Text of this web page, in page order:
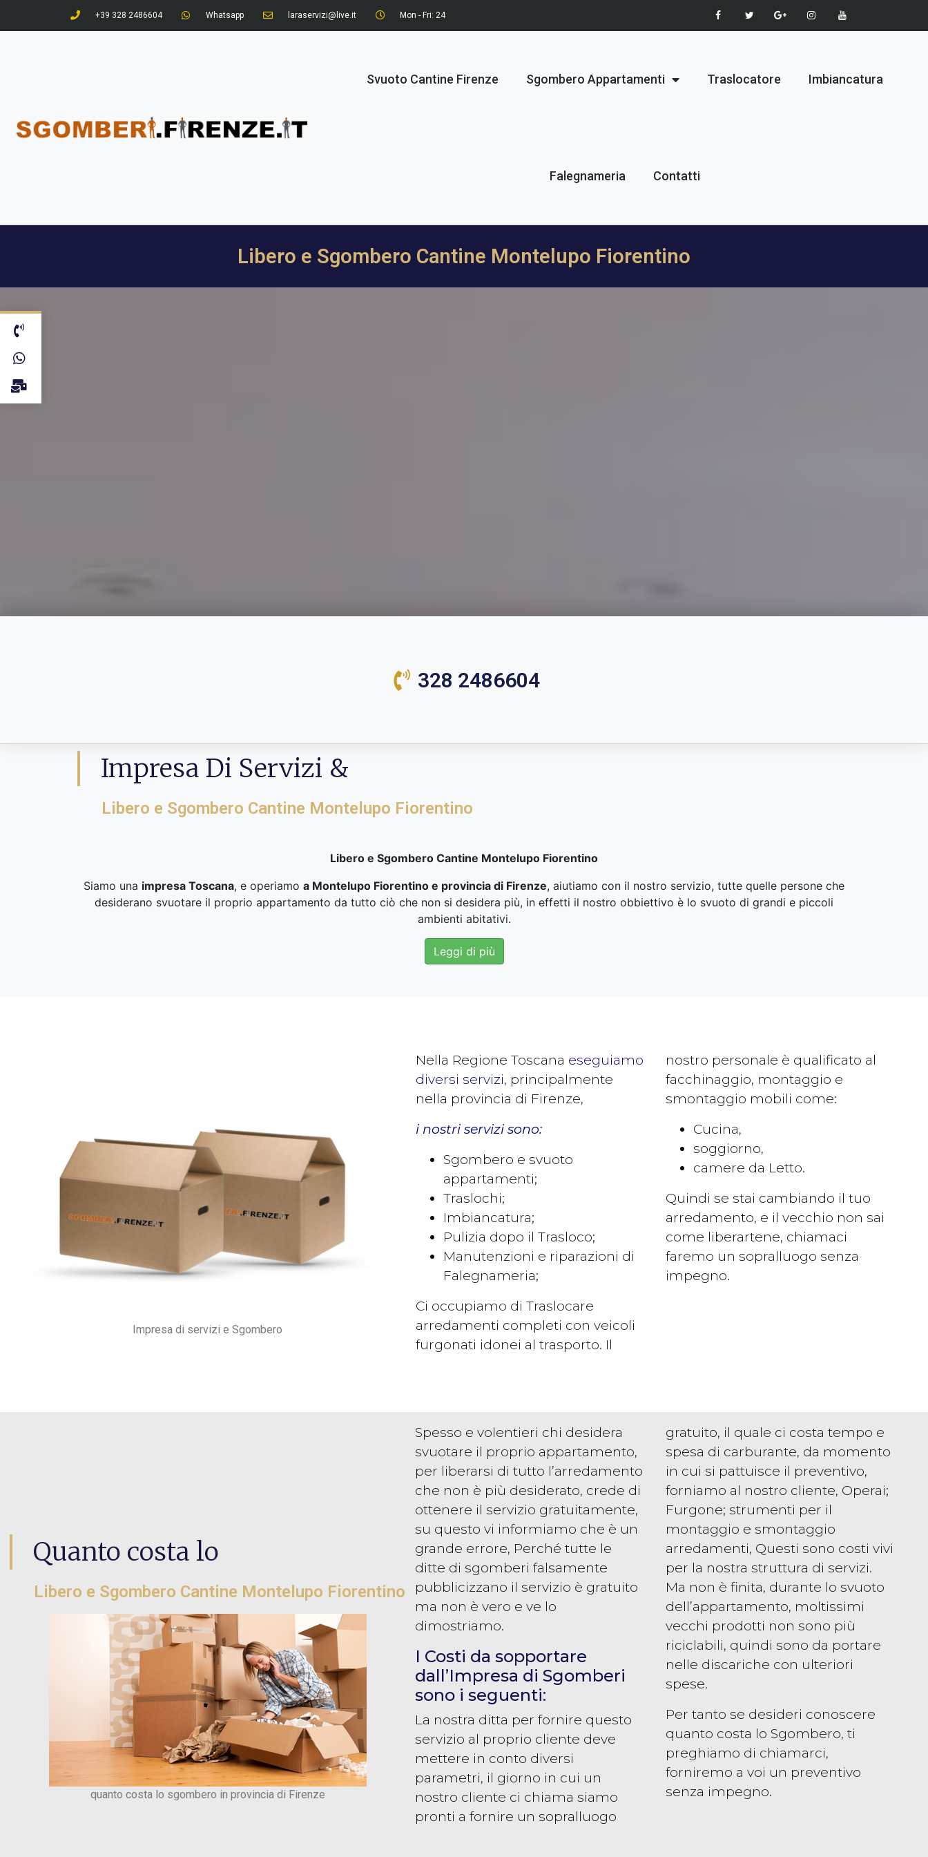
+39 328 2486604 Whatsapp laraservizi@live.it Mon - Fri: 24
Svuoto Cantine Firenze Sgombero Appartamenti Traslocatore Imbiancatura
Falegnameria Contatti
Libero e Sgombero Cantine Montelupo Fiorentino
328 2486604
Impresa Di Servizi &
Libero e Sgombero Cantine Montelupo Fiorentino
Libero e Sgombero Cantine Montelupo Fiorentino
Siamo una impresa Toscana, e operiamo a Montelupo Fiorentino e provincia di Firenze, aiutiamo con il nostro servizio, tutte quelle persone che
desiderano svuotare il proprio appartamento da tutto ciò che non si desidera più, in effetti il nostro obbiettivo è lo svuoto di grandi e piccoli
ambienti abitativi.
Leggi di più
Impresa di servizi e Sgombero
Nella Regione Toscana eseguiamo
diversi servizi, principalmente
nella provincia di Firenze,
i nostri servizi sono:
Sgombero e svuoto
appartamenti;
Traslochi;
Imbiancatura;
Pulizia dopo il Trasloco;
Manutenzioni e riparazioni di
Falegnameria;
Ci occupiamo di Traslocare
arredamenti completi con veicoli
furgonati idonei al trasporto. Il
nostro personale è qualificato al
facchinaggio, montaggio e
smontaggio mobili come:
Cucina,
soggiorno,
camere da Letto.
Quindi se stai cambiando il tuo
arredamento, e il vecchio non sai
come liberartene, chiamaci
faremo un sopralluogo senza
impegno.
Quanto costa lo
Libero e Sgombero Cantine Montelupo Fiorentino
quanto costa lo sgombero in provincia di Firenze
Spesso e volentieri chi desidera
svuotare il proprio appartamento,
per liberarsi di tutto l’arredamento
che non è più desiderato, crede di
ottenere il servizio gratuitamente,
su questo vi informiamo che è un
grande errore, Perché tutte le
ditte di sgomberi falsamente
pubblicizzano il servizio è gratuito
ma non è vero e ve lo
dimostriamo.
I Costi da sopportare
dall’Impresa di Sgomberi
sono i seguenti:
La nostra ditta per fornire questo
servizio al proprio cliente deve
mettere in conto diversi
parametri, il giorno in cui un
nostro cliente ci chiama siamo
pronti a fornire un sopralluogo
gratuito, il quale ci costa tempo e
spesa di carburante, da momento
in cui si pattuisce il preventivo,
forniamo al nostro cliente, Operai;
Furgone; strumenti per il
montaggio e smontaggio
arredamenti, Questi sono costi vivi
per la nostra struttura di servizi.
Ma non è finita, durante lo svuoto
dell’appartamento, moltissimi
vecchi prodotti non sono più
riciclabili, quindi sono da portare
nelle discariche con ulteriori
spese.
Per tanto se desideri conoscere
quanto costa lo Sgombero, ti
preghiamo di chiamarci,
forniremo a voi un preventivo
senza impegno.